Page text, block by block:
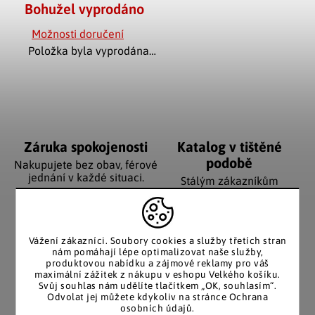
Vážení zákazníci. Soubory cookies a služby třetích stran
nám pomáhají lépe optimalizovat naše služby,
produktovou nabídku a zájmové reklamy pro váš
maximální zážitek z nákupu v eshopu Velkého košíku.
Svůj souhlas nám udělíte tlačítkem „OK, souhlasím“.
Odvolat jej můžete kdykoliv na stránce Ochrana
osobních údajů.
Bohužel vyprodáno
Možnosti doručení
Položka byla vyprodána…
Záruka spokojenosti
Nakupujete bez obav, férové
jednání v každé situaci.
Katalog v tištěné
podobě
Stálým zákazníkům
posíláme papírový katalog
Pozitivní ohlasy
zákazníků
Za desítky let na trhu jsme
EU distribuce
Z českých skladů pro české
zákazníky. Značkové zboží